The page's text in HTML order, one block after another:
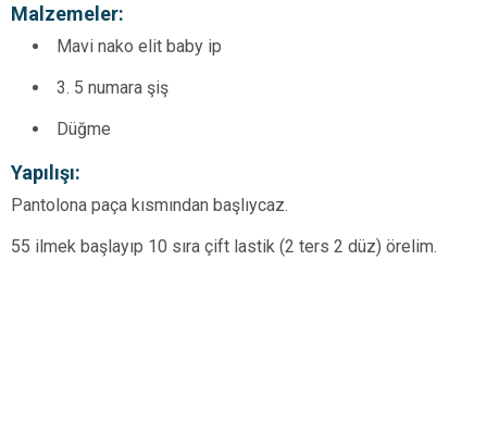
Malzemeler:
Mavi nako elit baby ip
3. 5 numara şiş
Düğme
Yapılışı:
Pantolona paça kısmından başlıycaz.
55 ilmek başlayıp 10 sıra çift lastik (2 ters 2 düz) örelim.